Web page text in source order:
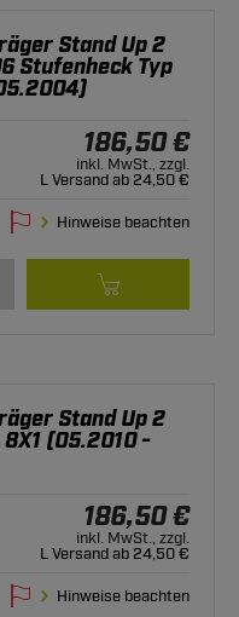
Stand Up 2
Stufenheck Typ
186,50 €
inkl. MwSt., zzgl.
L Versand ab 24,50 €
Hinweise beachten
Stand Up 2
(05.2010 -
186,50 €
inkl. MwSt., zzgl.
L Versand ab 24,50 €
Hinweise beachten